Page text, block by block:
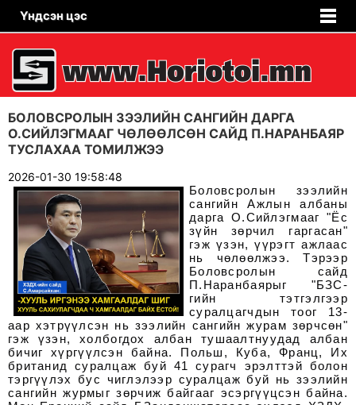
Үндсэн цэс
БОЛОВСРОЛЫН ЗЭЭЛИЙН САНГИЙН ДАРГА
О.СИЙЛЭГМААГ ЧӨЛӨӨЛСӨН САЙД П.НАРАНБАЯР
ТУСЛАХАА ТОМИЛЖЭЭ
2026-01-30 19:58:48
Боловсролын зээлийн
сангийн Ажлын албаны
дарга О.Сийлэгмааг "Ёс
зүйн зөрчил гаргасан"
гэж үзэн, үүрэгт ажлаас
нь чөлөөлжээ. Тэрээр
Боловсролын сайд
П.Наранбаярыг "БЗС-
гийн тэтгэлгээр
суралцагчдын тоог 13-
аар хэтрүүлсэн нь зээлийн сангийн журам зөрчсөн"
гэж үзэн, холбогдох албан тушаалтнуудад албан
бичиг хүргүүлсэн байна. Польш, Куба, Франц, Их
британид суралцаж буй 41 сурагч эрэлттэй болон
тэргүүлэх бус чиглэлээр суралцаж буй нь зээлийн
сангийн журмыг зөрчиж байгааг эсэргүүцсэн байна.